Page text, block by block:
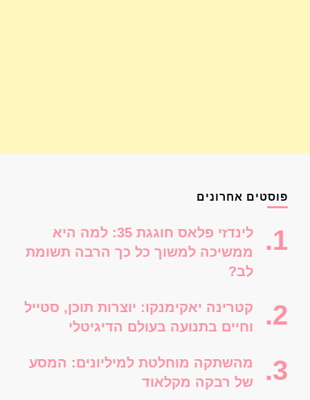
פוסטים אחרונים
לינדזי פלאס חוגגת 35: למה היא
ממשיכה למשוך כל כך הרבה תשומת
לב?
קטרינה יאקימנקו: יוצרות תוכן, סטייל
וחיים בתנועה בעולם הדיגיטלי
מהשתקה מוחלטת למיליונים: המסע
של רבקה מקלאוד